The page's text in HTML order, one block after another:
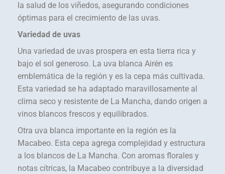
la salud de los viñedos, asegurando condiciones
óptimas para el crecimiento de las uvas.
Variedad de uvas
Una variedad de uvas prospera en esta tierra rica y
bajo el sol generoso. La uva blanca Airén es
emblemática de la región y es la cepa más cultivada.
Esta variedad se ha adaptado maravillosamente al
clima seco y resistente de La Mancha, dando origen a
vinos blancos frescos y equilibrados.
Otra uva blanca importante en la región es la
Macabeo. Esta cepa agrega complejidad y estructura
a los blancos de La Mancha. Con aromas florales y
notas cítricas, la Macabeo contribuye a la diversidad